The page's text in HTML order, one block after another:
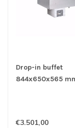
Drop-in buffet
844x650x565
€3.501,00